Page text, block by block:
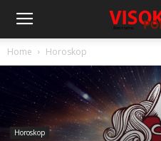
Home Horoskop
Horoskop